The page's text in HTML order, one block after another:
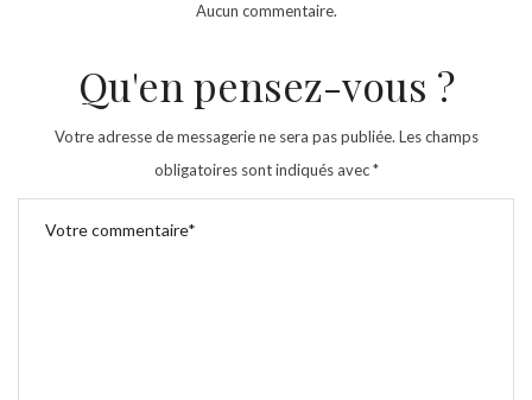
Aucun commentaire.
Qu'en pensez-vous ?
Votre adresse de messagerie ne sera pas publiée. Les champs
obligatoires sont indiqués avec*